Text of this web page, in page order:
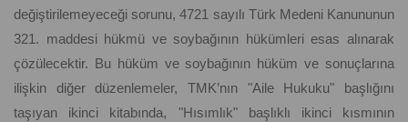
değiştirilemeyeceği sorunu, 4721 sayılı Türk Medeni Kanununun
321. maddesi hükmü ve soybağının hükümleri esas alınarak
çözülecektir. Bu hüküm ve soybağının hüküm ve sonuçlarına
ilişkin diğer düzenlemeler, TMK’nın "Aile Hukuku" başlığını
taşıyan ikinci kitabında, "Hısımlık" başlıklı ikinci kısmının